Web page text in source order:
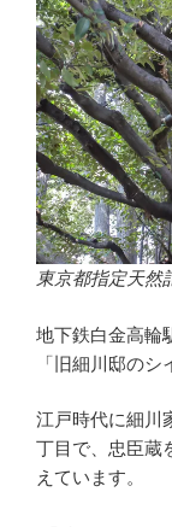
東京都指定天然
地下鉄白金高輪
「旧細川邸のシ
江戸時代に細川
丁目で、忠臣蔵
えています。